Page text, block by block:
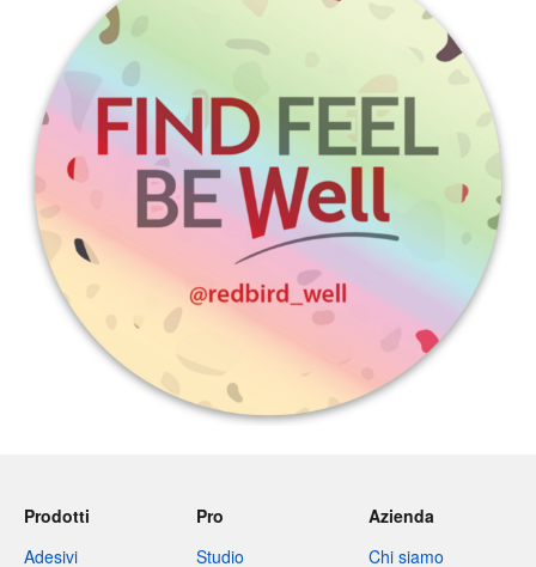
Prodotti
Adesivi
Pro
Studio
Azienda
Chi siamo